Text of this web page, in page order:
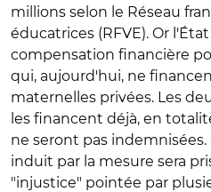
millions selon le Réseau
éducatrices (RFVE). Or
compensation financière
qui, aujourd'hui, ne
maternelles privées. Les
les financent déjà, en
ne seront pas
induit par la mesure sera
"injustice" pointée par